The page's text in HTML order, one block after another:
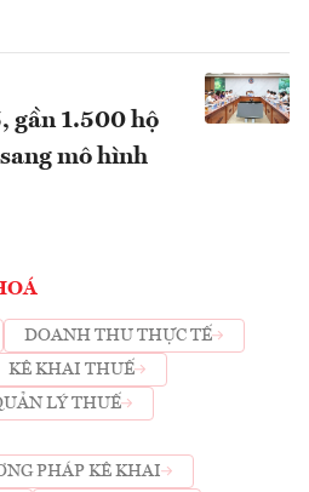
gần 1.500 hộ
mô hình
DOANH THU THỰC TẾ
KÊ KHAI THUẾ
LÝ THUẾ
PHÁP KÊ KHAI